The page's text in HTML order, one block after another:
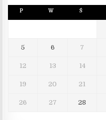
P W Ś
5 6 7
12 13 14
19 20 21
26 27 28